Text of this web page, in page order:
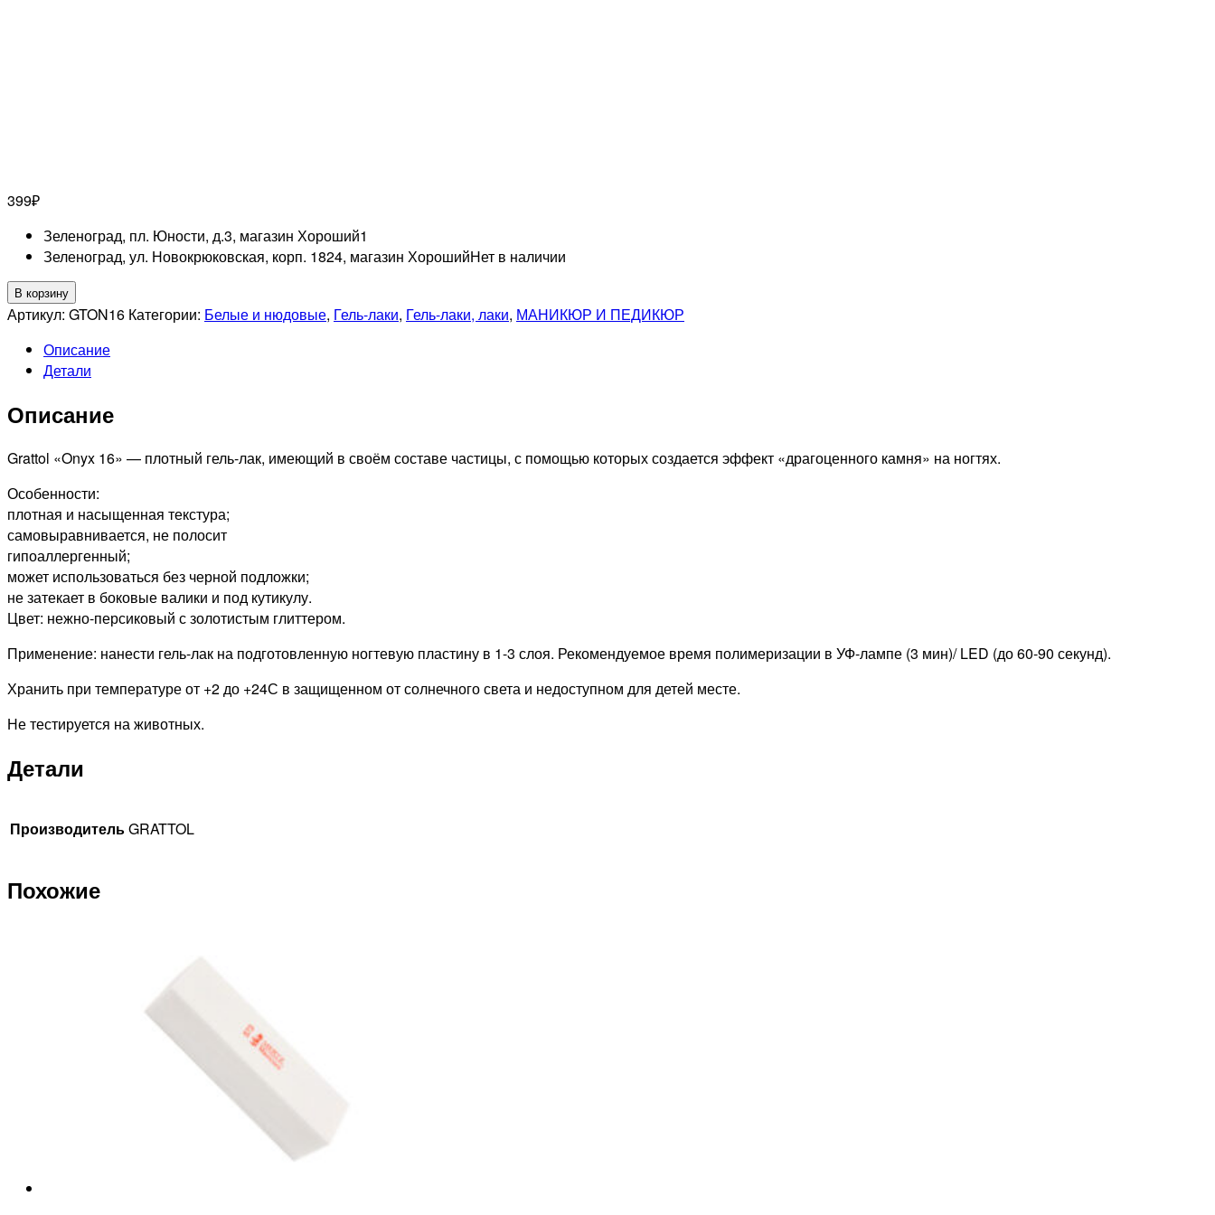
399₽
Зеленоград, пл. Юности, д.3, магазин Хороший1
Зеленоград, ул. Новокрюковская, корп. 1824, магазин ХорошийНет в наличии
Количество
товара
Гель-
лак
Gel
LS
16,
9мл
В корзину
Артикул: GTON16 Категории: Белые и нюдовые, Гель-лаки, Гель-лаки, лаки, МАНИКЮР И ПЕДИКЮР
Описание
Детали
Описание
Grattol «Onyx 16» — плотный гель-лак, имеющий в своём составе частицы, с помощью которых создается эффект «драгоценного камня» на ногтях.
Особенности:
плотная и насыщенная текстура;
самовыравнивается, не полосит
гипоаллергенный;
может использоваться без черной подложки;
не затекает в боковые валики и под кутикулу.
Цвет: нежно-персиковый с золотистым глиттером.
Применение: нанести гель-лак на подготовленную ногтевую пластину в 1-3 слоя. Рекомендуемое время полимеризации в УФ-лампе (3 мин)/ LED (до 60-90 секунд).
Хранить при температуре от +2 до +24С в защищенном от солнечного света и недоступном для детей месте.
Не тестируется на животных.
Детали
ПроизводительGRATTOL
Похожие